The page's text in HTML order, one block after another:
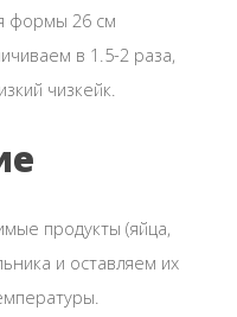
формы 26 см
в 1.5-2 раза,
чизкейк.
продукты (яйца,
и оставляем их